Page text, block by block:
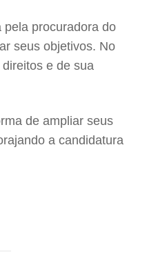
procuradora do
seus objetivos. No
e de sua
de ampliar seus
a candidatura